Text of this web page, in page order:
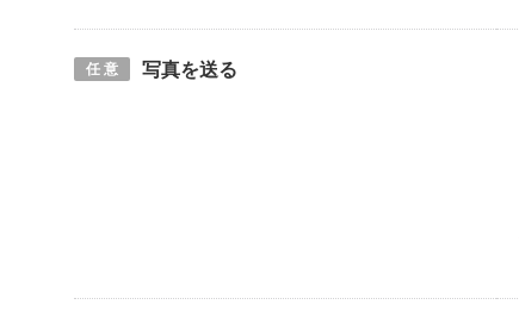
任 意 写真を送る